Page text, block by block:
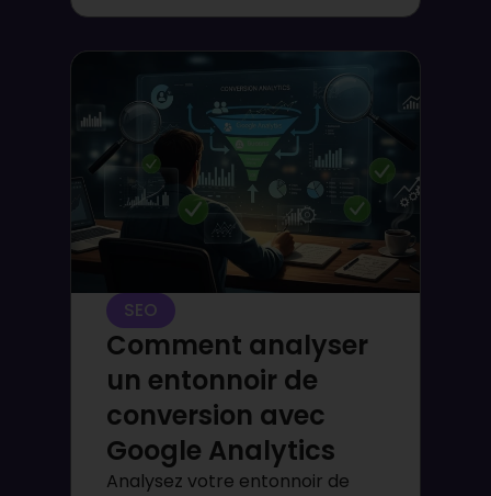
SEO
Comment analyser
un entonnoir de
conversion avec
Google Analytics
Analysez votre entonnoir de